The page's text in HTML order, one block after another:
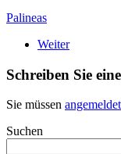
Palineas
Weiter
Schreiben Sie
Sie müssen angemeldet
Suchen